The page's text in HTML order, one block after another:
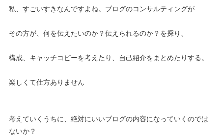
私、すごいすきなんですよね。ブログのコンサルティングが
その方が、何を伝えたいのか？伝えられるのか？を探り、
構成、キャッチコピーを考えたり、自己紹介をまとめたりする。
楽しくて仕方ありません
考えていくうちに、絶対にいいブログの内容になっていくのでは
ないか？